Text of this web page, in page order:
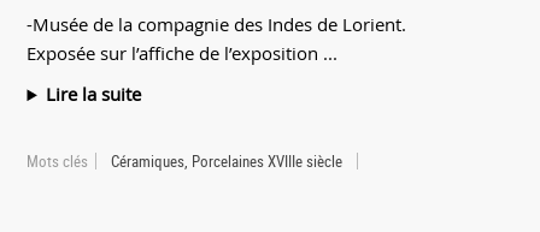
-Musée de la compagnie des Indes de Lorient.
Exposée sur l’affiche de l’exposition ...
Lire la suite
Mots clés Céramiques, Porcelaines XVIIIe siècle